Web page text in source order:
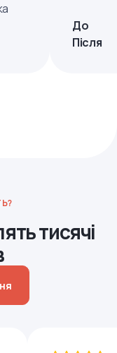
До
Після
тисячі